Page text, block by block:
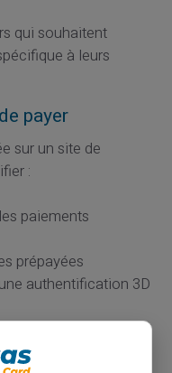
qui souhaitent
à leurs
payer
sur un site de
:
paiements
prépayées
authentification 3D